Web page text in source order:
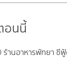
อนนี้
ร้านอาหารพัทยา ซี